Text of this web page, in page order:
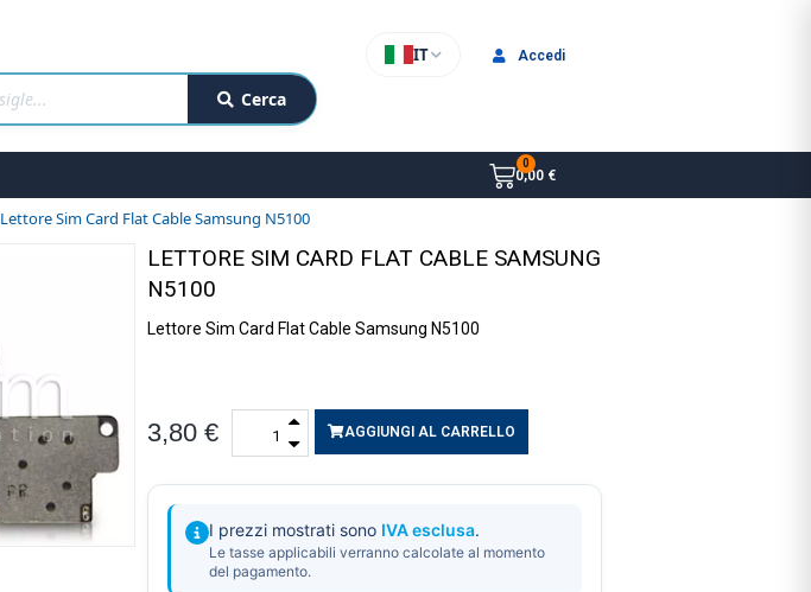
Cerca
IT Accedi
0,00 €
Lettore Sim Card Flat Cable Samsung N5100
LETTORE SIM CARD FLAT CABLE SAMSUNG
N5100
Lettore Sim Card Flat Cable Samsung N5100
3,80 € AGGIUNGI AL CARRELLO
I prezzi mostrati sono IVA esclusa.
Le tasse applicabili verranno calcolate al momento
del pagamento.